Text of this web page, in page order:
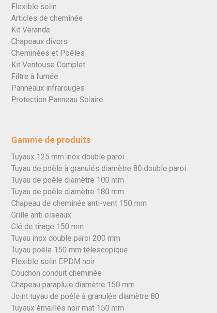
Flexible solin
Articles de cheminée
Kit Veranda
Chapeaux divers
Cheminées et Poêles
Kit Ventouse Complet
Filtre à fumée
Panneaux infrarouges
Protection Panneau Solaire
Gamme de produits
Tuyaux 125 mm inox double paroi
Tuyau de poêle à granulés diamètre 80 double paroi
Tuyau de poêle diamètre 100 mm
Tuyau de poêle diamètre 180 mm
Chapeau de cheminée anti-vent 150 mm
Grille anti oiseaux
Clé de tirage 150 mm
Tuyau inox double paroi 200 mm
Tuyau poêle 150 mm télescopique
Flexible solin EPDM noir
Couchon conduit cheminée
Chapeau parapluie diamètre 150 mm
Joint tuyau de poêle à granulés diamètre 80
Tuyaux émaillés noir mat 150 mm